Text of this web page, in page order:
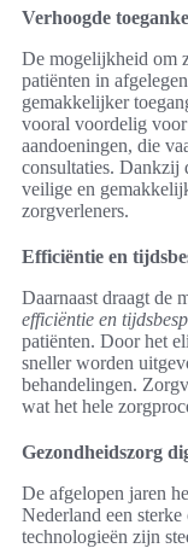
Verhoogde
De mogelijkheid om
patiënten in
gemakkelijker
vooral voordelig voor
aandoeningen, die
consultaties. Dankzij
veilige en
zorgverleners.
Efficiëntie en
Daarnaast draagt de
efficiëntie en
patiënten. Door het
sneller worden
behandelingen.
wat het hele
Gezondheidszorg
De afgelopen jaren
Nederland een
technologieën zijn